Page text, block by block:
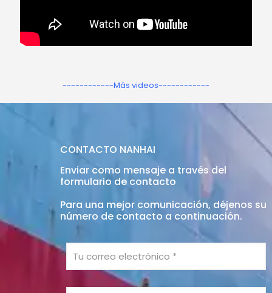
------------Más videos------------
CONTACTO NANHAI
Enviar como mensaje a través del
formulario de contacto
Para una mejor comunicación, déjenos su
número de contacto a continuación.